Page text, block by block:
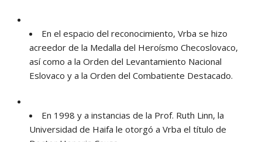
En el espacio del reconocimiento, Vrba se hizo
acreedor de la Medalla del Heroísmo Checoslovaco,
así como a la Orden del Levantamiento Nacional
Eslovaco y a la Orden del Combatiente Destacado.
En 1998 y a instancias de la Prof. Ruth Linn, la
Universidad de Haifa le otorgó a Vrba el título de